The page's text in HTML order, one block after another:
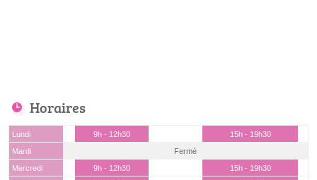
Horaires
Lundi 9h - 12h30
15h - 19h30
Mardi
Fermé
Mercredi
9h - 12h30
15h - 19h30